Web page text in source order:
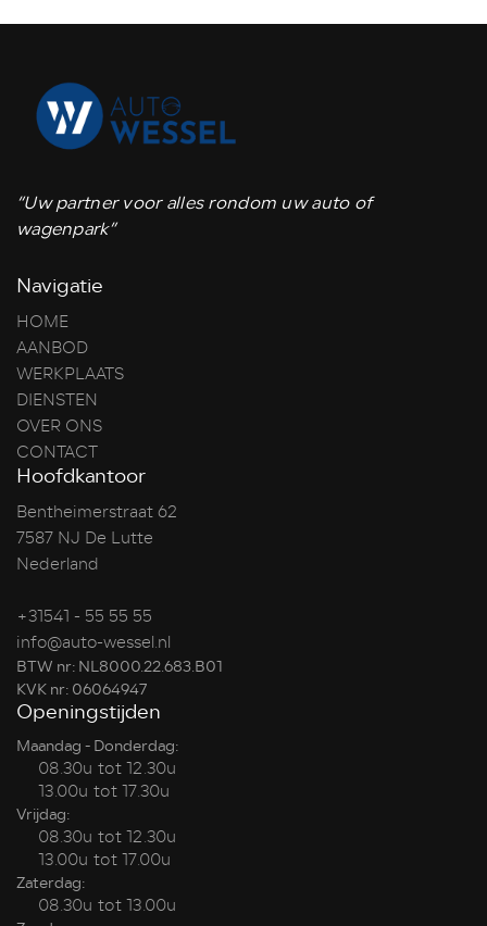
“Uw partner voor alles rondom uw auto of
wagenpark”
Navigatie
HOME
AANBOD
WERKPLAATS
DIENSTEN
OVER ONS
CONTACT
Hoofdkantoor
Bentheimerstraat 62
7587 NJ De Lutte
Nederland
+31541 - 55 55 55
info@auto-wessel.nl
BTW nr: NL8000.22.683.B01
KVK nr: 06064947
Openingstijden
Maandag - Donderdag:
08.30u tot 12.30u
13.00u tot 17.30u
Vrijdag:
08.30u tot 12.30u
13.00u tot 17.00u
Zaterdag:
08.30u tot 13.00u